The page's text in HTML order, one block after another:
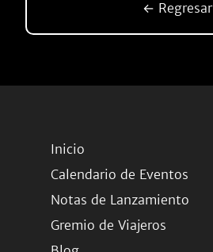
← Regresar
Inicio
Calendario de Eventos
Notas de Lanzamiento
Gremio de Viajeros